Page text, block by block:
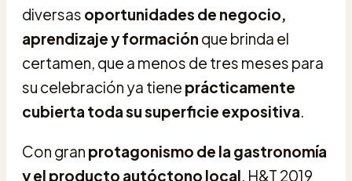
diversas oportunidades de negocio,
aprendizaje y formación que brinda el
certamen, que a menos de tres meses para
su celebración ya tiene prácticamente
cubierta toda su superficie expositiva.
Con gran protagonismo de la gastronomía
y el producto autóctono local, H&T 2019